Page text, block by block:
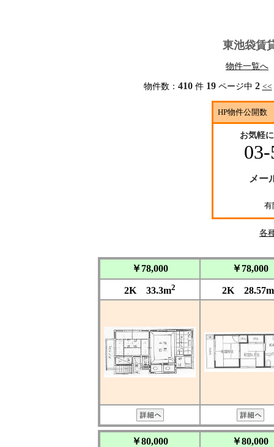
東池袋賃
物件一覧へ
物件数： 410件 19ページ中 2 <<
HP物件公開数
お気軽
メー
各
￥78,000 ￥78,000
2K 33.3m2 2K 28.57m
￥80,000 ￥80,000